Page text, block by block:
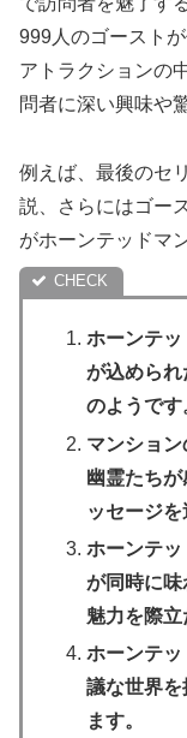
999人のゴースト
アトラクションの
問者に深い興味や
例えば、最後のセ
説、さらにはゴー
がホーンテッドマ
ホーンテ
が込めら
のようです
マンショ
幽霊たち
ッセージを
ホーンテ
が同時に
魅力を際立
ホーンテ
議な世界
ます。